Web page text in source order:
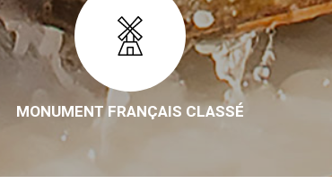
MONUMENT FRANÇAIS CLASSÉ